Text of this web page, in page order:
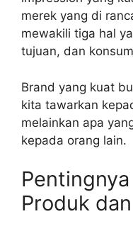
merek yang di
mewakili tiga hal
tujuan, dan
Brand yang kuat
kita tawarkan
melainkan apa
kepada orang lain.
Produk